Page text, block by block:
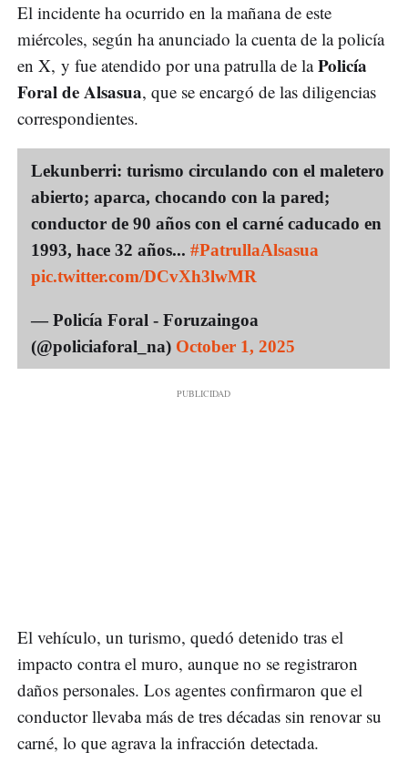
El incidente ha ocurrido en la mañana de este
miércoles, según ha anunciado la cuenta de la policía
en X, y fue atendido por una patrulla de laPolicía
Foral de Alsasua, que se encargó de las diligencias
correspondientes.
Lekunberri: turismo circulando con el maletero
abierto; aparca, chocando con la pared;
conductor de 90 años con el carné caducado en
1993, hace 32 años... #PatrullaAlsasua
pic.twitter.com/DCvXh3lwMR
— Policía Foral - Foruzaingoa
(@policiaforal_na) October 1, 2025
El vehículo, un turismo, quedó detenido tras el
impacto contra el muro, aunque no se registraron
daños personales. Los agentes confirmaron que el
conductor llevaba más de tres décadas sin renovar su
carné, lo que agrava la infracción detectada.